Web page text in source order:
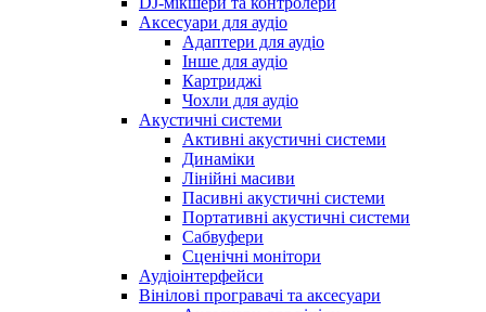
Аксесуари для аудіо
Адаптери для аудіо
Інше для аудіо
Картриджі
Чохли для аудіо
Акустичні системи
Активні акустичні системи
Динаміки
Лінійні масиви
Пасивні акустичні системи
Портативні акустичні системи
Сабвуфери
Сценічні монітори
Аудіоінтерфейси
Вінілові програвачі та аксесуари